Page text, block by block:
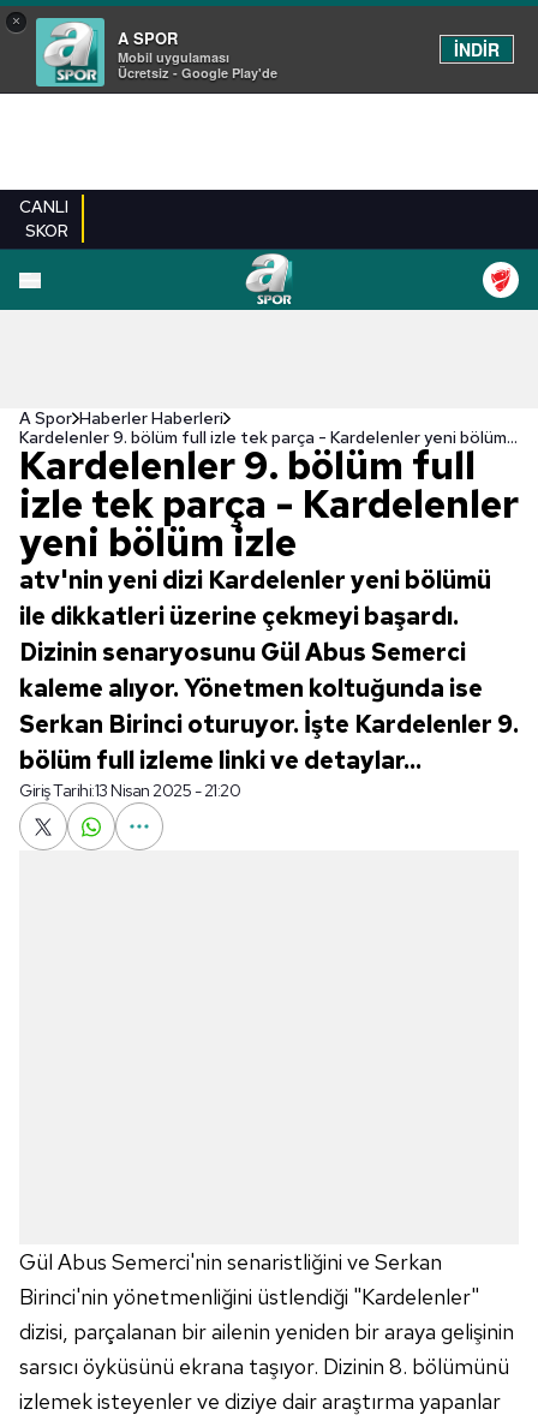
×
A SPOR
Mobil uygulaması
Ücretsiz - Google Play'de
İNDİR
CANLI
SKOR
A Spor Haberler Haberleri
Kardelenler 9. bölüm full izle tek parça - Kardelenler yeni bölüm izle
Kardelenler 9. bölüm full
izle tek parça - Kardelenler
yeni bölüm izle
atv'nin yeni dizi Kardelenler yeni bölümü
ile dikkatleri üzerine çekmeyi başardı.
Dizinin senaryosunu Gül Abus Semerci
kaleme alıyor. Yönetmen koltuğunda ise
Serkan Birinci oturuyor. İşte Kardelenler 9.
bölüm full izleme linki ve detaylar...
Giriş Tarihi:13 Nisan 2025 - 21:20
Gül Abus Semerci'nin senaristliğini ve Serkan
Birinci'nin yönetmenliğini üstlendiği "Kardelenler"
dizisi, parçalanan bir ailenin yeniden bir araya gelişinin
sarsıcı öyküsünü ekrana taşıyor. Dizinin 8. bölümünü
izlemek isteyenler ve diziye dair araştırma yapanlar